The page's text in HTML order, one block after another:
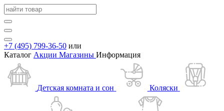
+7 (495) 799-36-50 или
Каталог Акции Магазины Информация
Детская комната и сон Коляски